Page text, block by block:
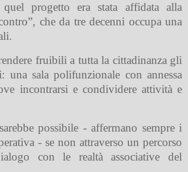
quel progetto era stata affidata alla
che da tre decenni occupa una
fruibili a tutta la cittadinanza gli
una sala polifunzionale con annessa
incontrarsi e condividere attività e
possibile - affermano sempre i
- se non attraverso un percorso
con le realtà associative del